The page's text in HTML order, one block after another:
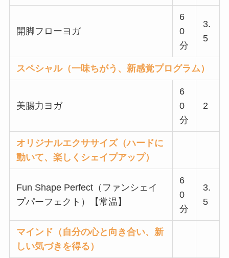
開脚フローヨガ
6
0
分
3.
5
スペシャル（一味ちがう、新感覚プログラム）
美腸力ヨガ
6
0
分
2
オリジナルエクササイズ（ハードに
動いて、楽しくシェイプアップ）
Fun Shape Perfect（ファンシェイ
プパーフェクト）【常温】
6
0
分
3.
5
マインド（自分の心と向き合い、新
しい気づきを得る）